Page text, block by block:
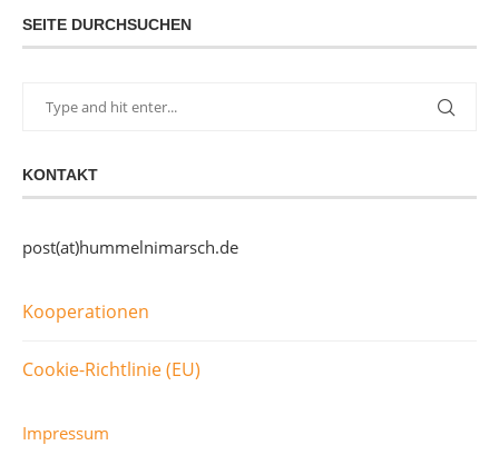
SEITE DURCHSUCHEN
KONTAKT
post(at)hummelnimarsch.de
Kooperationen
Cookie-Richtlinie (EU)
Impressum